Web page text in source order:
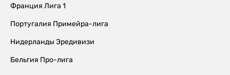
Франция Лига 1
Португалия Примейра-лига
Нидерланды Эредивизи
Бельгия Про-лига